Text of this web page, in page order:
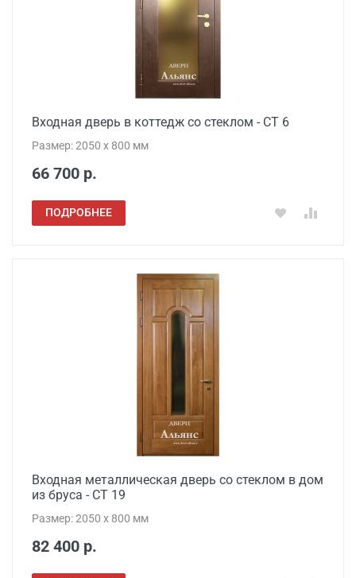
Входная дверь в коттедж со стеклом - СТ 6
Размер: 2050 x 800 мм
66 700 р.
ПОДРОБНЕЕ
Входная металлическая дверь со стеклом в дом
из бруса - СТ 19
Размер: 2050 x 800 мм
82 400 р.